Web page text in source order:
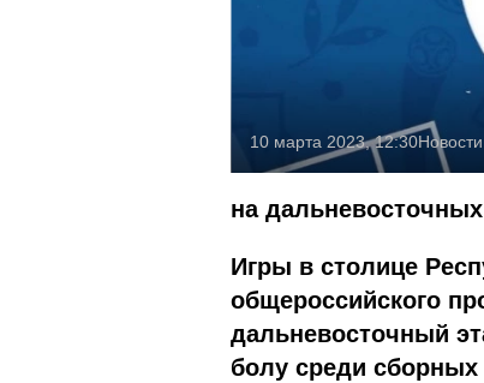
10 марта 2023, 12:30
на
Игры в столице
общероссийского
дальневосточный
болу среди